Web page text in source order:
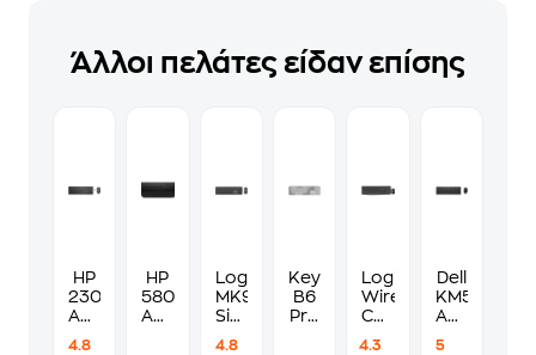
Άλλοι πελάτες είδαν επίσης
HP
230
Ασύρματο
4.8
HP
580K
Ασύρματο
Logitech
MK950
Signature
4.8
Keychron
B6
Pro
Logitech
Wireless
Combo
4.3
Dell
KM555W
Ασυρματο
5